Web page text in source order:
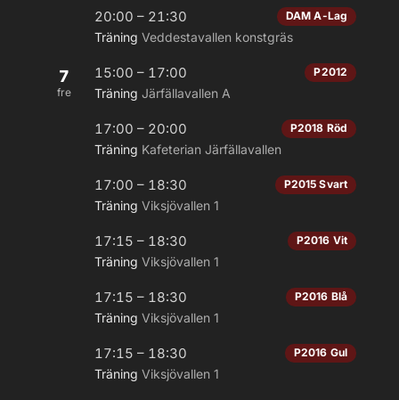
20:00 – 21:30 DAM A-Lag
Träning Veddestavallen konstgräs
7
fre
15:00 – 17:00 P2012
Träning Järfällavallen A
17:00 – 20:00 P2018 Röd
Träning Kafeterian Järfällavallen
17:00 – 18:30 P2015 Svart
Träning Viksjövallen 1
17:15 – 18:30 P2016 Vit
Träning Viksjövallen 1
17:15 – 18:30 P2016 Blå
Träning Viksjövallen 1
17:15 – 18:30 P2016 Gul
Träning Viksjövallen 1